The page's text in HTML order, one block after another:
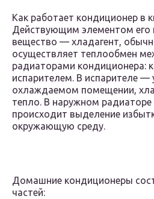
Как работает кондиционер в
Действующим элементом его
вещество — хладагент,
осуществляет теплообмен
радиаторами кондиционера:
испарителем. В испарителе —
охлаждаемом помещении,
тепло. В наружном радиаторе
происходит выделение
окружающую среду.
Домашние кондиционеры
частей: